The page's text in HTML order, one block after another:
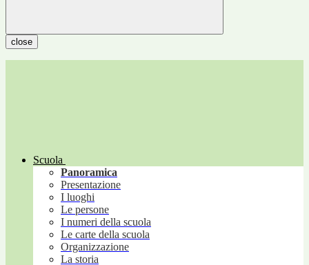
close
Scuola
Panoramica
Presentazione
I luoghi
Le persone
I numeri della scuola
Le carte della scuola
Organizzazione
La storia